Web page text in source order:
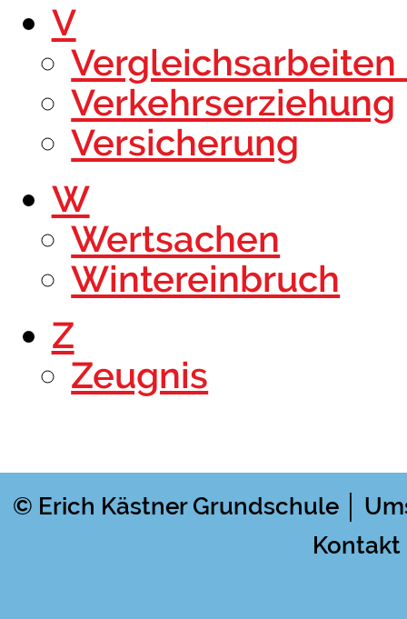
V
Vergleichsarbeiten
Verkehrserziehung
Versicherung
W
Wertsachen
Wintereinbruch
Z
Zeugnis
© Erich Kästner Grundschule │
Kontakt